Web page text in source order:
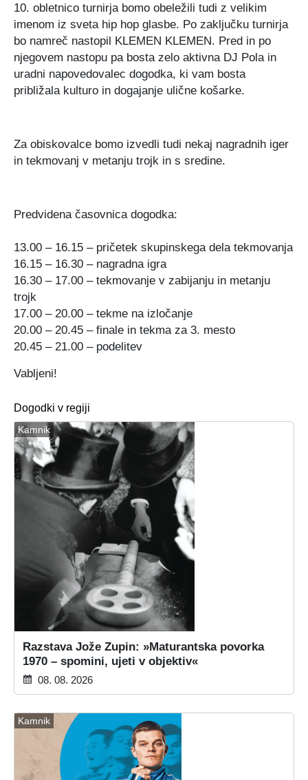
10. obletnico turnirja bomo obeležili tudi z velikim
imenom iz sveta hip hop glasbe. Po zaključku turnirja
bo namreč nastopil KLEMEN KLEMEN. Pred in po
njegovem nastopu pa bosta zelo aktivna DJ Pola in
uradni napovedovalec dogodka, ki vam bosta
približala kulturo in dogajanje ulične košarke.
Za obiskovalce bomo izvedli tudi nekaj nagradnih iger
in tekmovanj v metanju trojk in s sredine.
Predvidena časovnica dogodka:
13.00 – 16.15 – pričetek skupinskega dela tekmovanja
16.15 – 16.30 – nagradna igra
16.30 – 17.00 – tekmovanje v zabijanju in metanju
trojk
17.00 – 20.00 – tekme na izločanje
20.00 – 20.45 – finale in tekma za 3. mesto
20.45 – 21.00 – podelitev
Vabljeni!
Dogodki v regiji
Kamnik
Razstava Jože Zupin: »Maturantska povorka
1970 – spomini, ujeti v objektiv«
08. 08. 2026
Kamnik